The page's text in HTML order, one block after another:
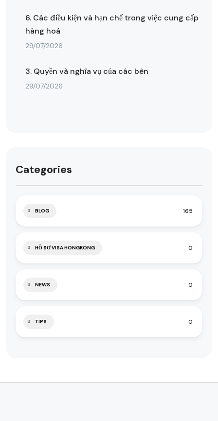
6. Các điều kiện và hạn chế trong việc cung cấp
hàng hoá
29/07/2026
3. Quyền và nghĩa vụ của các bên
29/07/2026
Categories
BLOG 165
HỒ SƠ VISA HONGKONG 0
NEWS 0
TIPS 0